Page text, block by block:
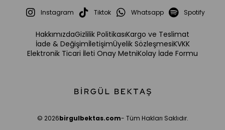
Instagram Tiktok Whatsapp Spotify
HakkımızdaGizlilik PolitikasıKargo ve Teslimat
İade & DeğişimİletişimÜyelik SözleşmesiKVKK
Elektronik Ticari İleti Onay MetniKolay İade Formu
© 2026birgulbektas.com- Tüm Hakları Saklıdır.